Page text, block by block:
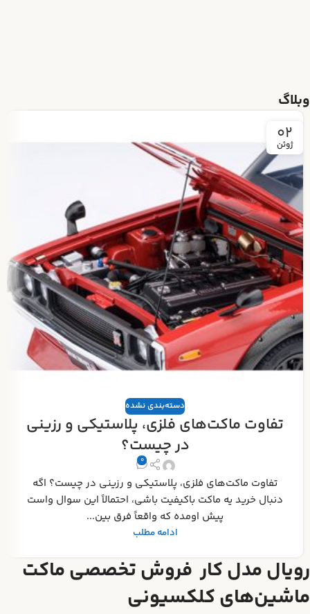
وبلاگ
02
ژوئن
دسته‌بندی نشده
تفاوت ماکت‌های فلزی، پلاستیکی و رزینی
در چیست؟
0
تفاوت ماکت‌های فلزی، پلاستیکی و رزینی در چیست؟ اگه
دنبال خرید یه ماکت باکیفیت باشی، احتمالاً این سوال واست
پیش اومده که واقعاً فرق بین...
ادامه مطلب
رویال مدل کار فروش تخصصی ماکت
ماشین‌های کلکسیونی